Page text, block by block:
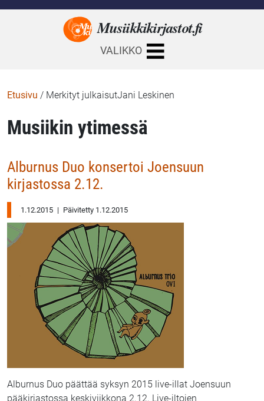
Musiikkikirjastot.fi
VALIKKO
Etusivu / Merkityt julkaisutJani Leskinen
Musiikin ytimessä
Alburnus Duo konsertoi Joensuun
kirjastossa 2.12.
1.12.2015 | Päivitetty 1.12.2015
Alburnus Duo päättää syksyn 2015 live-illat Joensuun
pääkirjastossa keskiviikkona 2.12. Live-iltojen